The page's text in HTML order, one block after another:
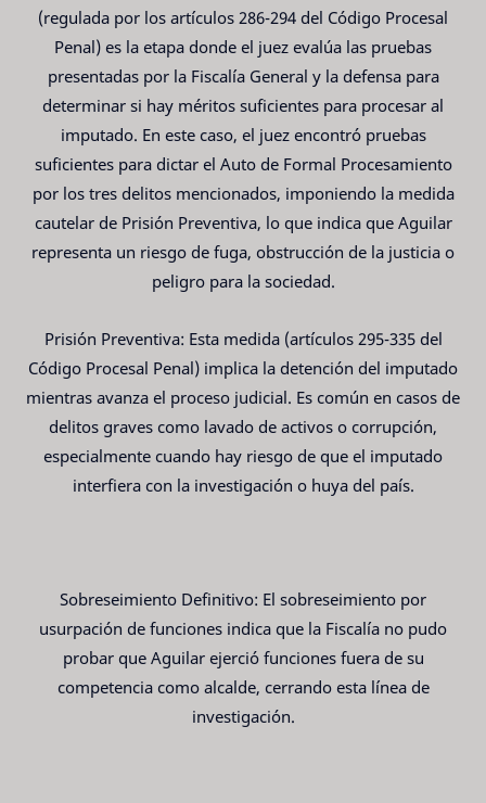
(regulada por los artículos 286-294 del Código Procesal
Penal) es la etapa donde el juez evalúa las pruebas
presentadas por la Fiscalía General y la defensa para
determinar si hay méritos suficientes para procesar al
imputado. En este caso, el juez encontró pruebas
suficientes para dictar el Auto de Formal Procesamiento
por los tres delitos mencionados, imponiendo la medida
cautelar de Prisión Preventiva, lo que indica que Aguilar
representa un riesgo de fuga, obstrucción de la justicia o
peligro para la sociedad.
Prisión Preventiva: Esta medida (artículos 295-335 del
Código Procesal Penal) implica la detención del imputado
mientras avanza el proceso judicial. Es común en casos de
delitos graves como lavado de activos o corrupción,
especialmente cuando hay riesgo de que el imputado
interfiera con la investigación o huya del país.
Sobreseimiento Definitivo: El sobreseimiento por
usurpación de funciones indica que la Fiscalía no pudo
probar que Aguilar ejerció funciones fuera de su
competencia como alcalde, cerrando esta línea de
investigación.